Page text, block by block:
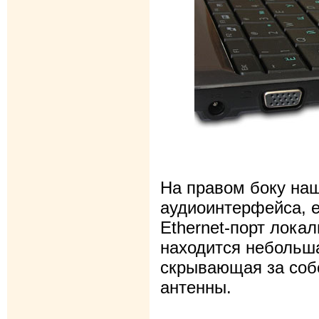
На правом боку
аудиоинтерфейса,
Ethernet-порт
находится
скрывающая за
антенны.